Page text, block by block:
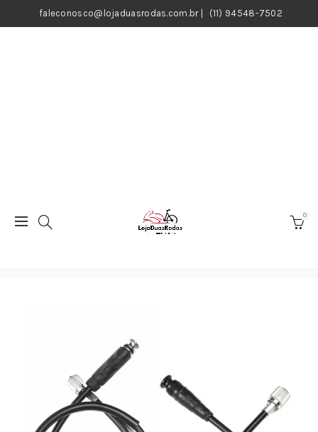
faleconosco@lojaduasrodas.com.br| (11) 94548-7502
0